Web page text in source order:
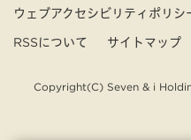
ウェブアクセシビリティポリシ
RSSについて
サイトマップ
Copyright(C) Seven & i